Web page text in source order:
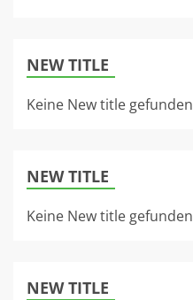
NEW TITLE
Keine New title gefunden
NEW TITLE
Keine New title gefunden
NEW TITLE